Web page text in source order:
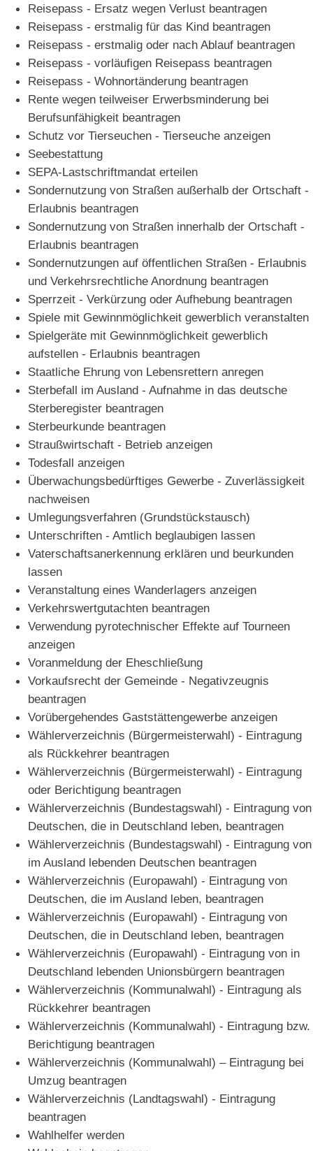
Reisepass - Ersatz wegen Verlust beantragen
Reisepass - erstmalig für das Kind beantragen
Reisepass - erstmalig oder nach Ablauf beantragen
Reisepass - vorläufigen Reisepass beantragen
Reisepass - Wohnortänderung beantragen
Rente wegen teilweiser Erwerbsminderung bei
Berufsunfähigkeit beantragen
Schutz vor Tierseuchen - Tierseuche anzeigen
Seebestattung
SEPA-Lastschriftmandat erteilen
Sondernutzung von Straßen außerhalb der Ortschaft -
Erlaubnis beantragen
Sondernutzung von Straßen innerhalb der Ortschaft -
Erlaubnis beantragen
Sondernutzungen auf öffentlichen Straßen - Erlaubnis
und Verkehrsrechtliche Anordnung beantragen
Sperrzeit - Verkürzung oder Aufhebung beantragen
Spiele mit Gewinnmöglichkeit gewerblich veranstalten
Spielgeräte mit Gewinnmöglichkeit gewerblich
aufstellen - Erlaubnis beantragen
Staatliche Ehrung von Lebensrettern anregen
Sterbefall im Ausland - Aufnahme in das deutsche
Sterberegister beantragen
Sterbeurkunde beantragen
Straußwirtschaft - Betrieb anzeigen
Todesfall anzeigen
Überwachungsbedürftiges Gewerbe - Zuverlässigkeit
nachweisen
Umlegungsverfahren (Grundstückstausch)
Unterschriften - Amtlich beglaubigen lassen
Vaterschaftsanerkennung erklären und beurkunden
lassen
Veranstaltung eines Wanderlagers anzeigen
Verkehrswertgutachten beantragen
Verwendung pyrotechnischer Effekte auf Tourneen
anzeigen
Voranmeldung der Eheschließung
Vorkaufsrecht der Gemeinde - Negativzeugnis
beantragen
Vorübergehendes Gaststättengewerbe anzeigen
Wählerverzeichnis (Bürgermeisterwahl) - Eintragung
als Rückkehrer beantragen
Wählerverzeichnis (Bürgermeisterwahl) - Eintragung
oder Berichtigung beantragen
Wählerverzeichnis (Bundestagswahl) - Eintragung von
Deutschen, die in Deutschland leben, beantragen
Wählerverzeichnis (Bundestagswahl) - Eintragung von
im Ausland lebenden Deutschen beantragen
Wählerverzeichnis (Europawahl) - Eintragung von
Deutschen, die im Ausland leben, beantragen
Wählerverzeichnis (Europawahl) - Eintragung von
Deutschen, die in Deutschland leben, beantragen
Wählerverzeichnis (Europawahl) - Eintragung von in
Deutschland lebenden Unionsbürgern beantragen
Wählerverzeichnis (Kommunalwahl) - Eintragung als
Rückkehrer beantragen
Wählerverzeichnis (Kommunalwahl) - Eintragung bzw.
Berichtigung beantragen
Wählerverzeichnis (Kommunalwahl) – Eintragung bei
Umzug beantragen
Wählerverzeichnis (Landtagswahl) - Eintragung
beantragen
Wahlhelfer werden